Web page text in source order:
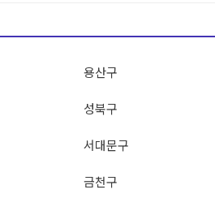
용산구
성북구
서대문구
금천구